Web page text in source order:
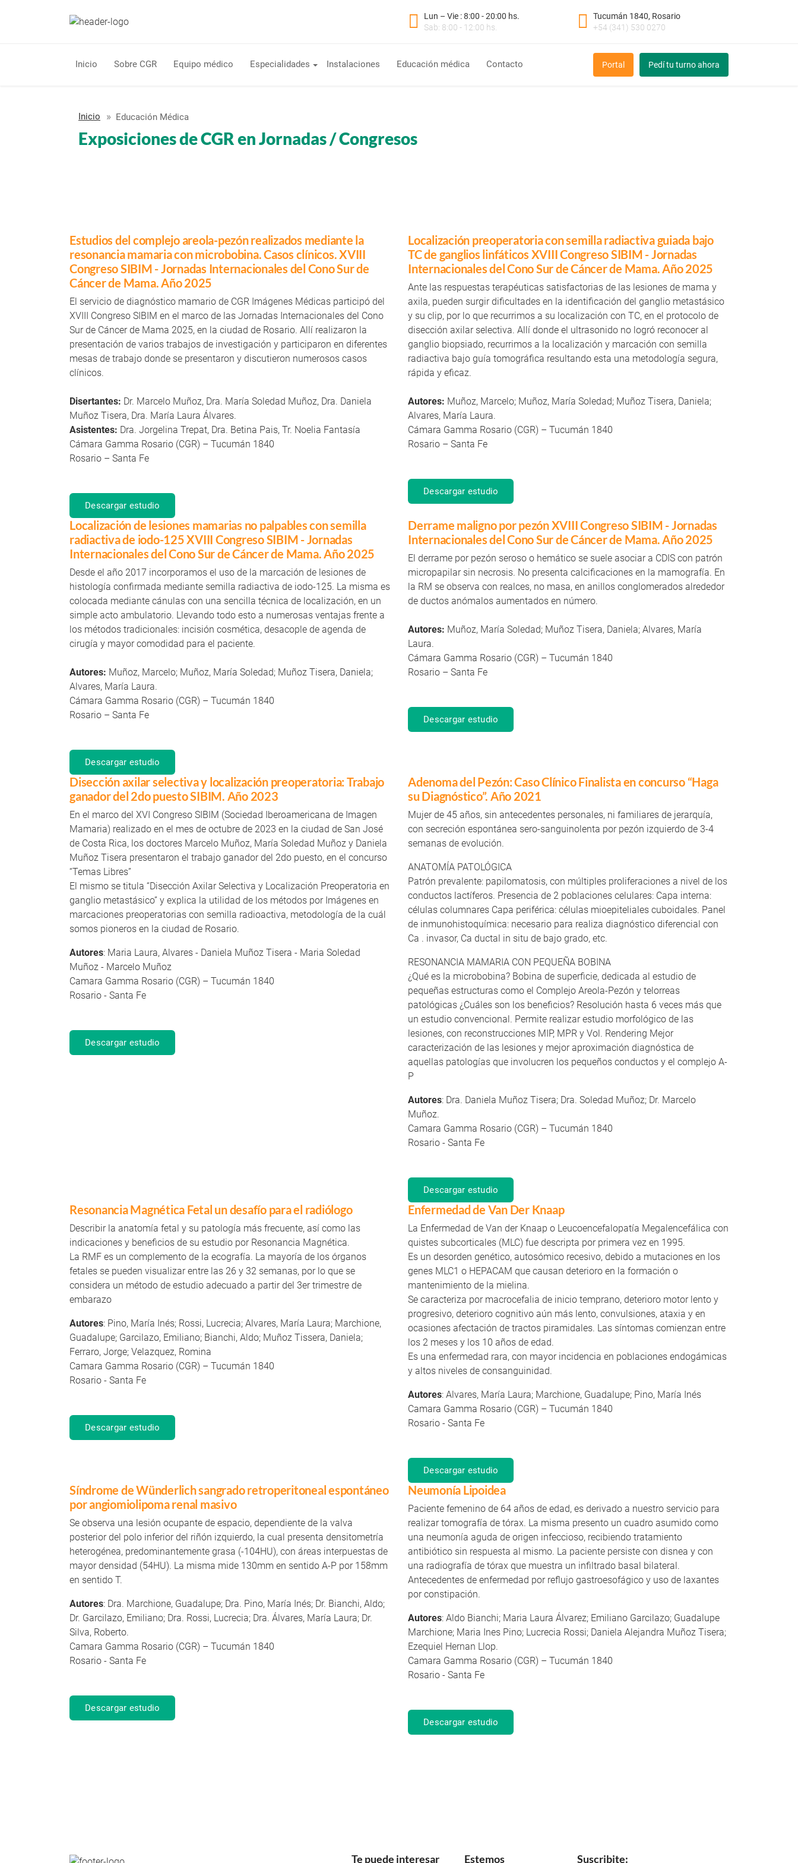
Lun – Vie : 8:00 - 20:00 hs.
Sab: 8:00 - 12:00 hs.
Tucumán 1840, Rosario
+54 (341) 530 0270
Inicio Sobre CGR Equipo médico Especialidades Instalaciones Educación médica Contacto Pedí tu turno ahora
Portal
Inicio Educación Médica
Exposiciones de CGR en Jornadas / Congresos
Estudios del complejo areola-pezón realizados mediante la
resonancia mamaria con microbobina. Casos clínicos. XVIII
Congreso SIBIM - Jornadas Internacionales del Cono Sur de
Cáncer de Mama. Año 2025
El servicio de diagnóstico mamario de CGR Imágenes Médicas participó del
XVIII Congreso SIBIM en el marco de las Jornadas Internacionales del Cono
Sur de Cáncer de Mama 2025, en la ciudad de Rosario. Allí realizaron la
presentación de varios trabajos de investigación y participaron en diferentes
mesas de trabajo donde se presentaron y discutieron numerosos casos
clínicos.
Disertantes: Dr. Marcelo Muñoz, Dra. María Soledad Muñoz, Dra. Daniela
Muñoz Tisera, Dra. María Laura Álvares.
Asistentes: Dra. Jorgelina Trepat, Dra. Betina Pais, Tr. Noelia Fantasía
Cámara Gamma Rosario (CGR) – Tucumán 1840
Rosario – Santa Fe
Descargar estudio
Localización preoperatoria con semilla radiactiva guiada bajo
TC de ganglios linfáticos XVIII Congreso SIBIM - Jornadas
Internacionales del Cono Sur de Cáncer de Mama. Año 2025
Ante las respuestas terapéuticas satisfactorias de las lesiones de mama y
axila, pueden surgir dificultades en la identificación del ganglio metastásico
y su clip, por lo que recurrimos a su localización con TC, en el protocolo de
disección axilar selectiva. Allí donde el ultrasonido no logró reconocer al
ganglio biopsiado, recurrimos a la localización y marcación con semilla
radiactiva bajo guía tomográfica resultando esta una metodología segura,
rápida y eficaz.
Autores: Muñoz, Marcelo; Muñoz, María Soledad; Muñoz Tisera, Daniela;
Alvares, María Laura.
Cámara Gamma Rosario (CGR) – Tucumán 1840
Rosario – Santa Fe
Descargar estudio
Localización de lesiones mamarias no palpables con semilla
radiactiva de iodo-125 XVIII Congreso SIBIM - Jornadas
Internacionales del Cono Sur de Cáncer de Mama. Año 2025
Desde el año 2017 incorporamos el uso de la marcación de lesiones de
histología confirmada mediante semilla radiactiva de iodo-125. La misma es
colocada mediante cánulas con una sencilla técnica de localización, en un
simple acto ambulatorio. Llevando todo esto a numerosas ventajas frente a
los métodos tradicionales: incisión cosmética, desacople de agenda de
cirugía y mayor comodidad para el paciente.
Autores: Muñoz, Marcelo; Muñoz, María Soledad; Muñoz Tisera, Daniela;
Alvares, María Laura.
Cámara Gamma Rosario (CGR) – Tucumán 1840
Rosario – Santa Fe
Descargar estudio
Derrame maligno por pezón XVIII Congreso SIBIM - Jornadas
Internacionales del Cono Sur de Cáncer de Mama. Año 2025
El derrame por pezón seroso o hemático se suele asociar a CDIS con patrón
micropapilar sin necrosis. No presenta calcificaciones en la mamografía. En
la RM se observa con realces, no masa, en anillos conglomerados alrededor
de ductos anómalos aumentados en número.
Autores: Muñoz, María Soledad; Muñoz Tisera, Daniela; Alvares, María
Laura.
Cámara Gamma Rosario (CGR) – Tucumán 1840
Rosario – Santa Fe
Descargar estudio
Disección axilar selectiva y localización preoperatoria: Trabajo
ganador del 2do puesto SIBIM. Año 2023
En el marco del XVI Congreso SIBIM (Sociedad Iberoamericana de Imagen
Mamaria) realizado en el mes de octubre de 2023 en la ciudad de San José
de Costa Rica, los doctores Marcelo Muñoz, María Soledad Muñoz y Daniela
Muñoz Tisera presentaron el trabajo ganador del 2do puesto, en el concurso
“Temas Libres”
El mismo se titula “Disección Axilar Selectiva y Localización Preoperatoria en
ganglio metastásico” y explica la utilidad de los métodos por Imágenes en
marcaciones preoperatorias con semilla radioactiva, metodología de la cuál
somos pioneros en la ciudad de Rosario.
Autores: Maria Laura, Alvares - Daniela Muñoz Tisera - Maria Soledad
Muñoz - Marcelo Muñoz
Camara Gamma Rosario (CGR) – Tucumán 1840
Rosario - Santa Fe
Descargar estudio
Adenoma del Pezón: Caso Clínico Finalista en concurso “Haga
su Diagnóstico”. Año 2021
Mujer de 45 años, sin antecedentes personales, ni familiares de jerarquía,
con secreción espontánea sero-sanguinolenta por pezón izquierdo de 3-4
semanas de evolución.
ANATOMÍA PATOLÓGICA
Patrón prevalente: papilomatosis, con múltiples proliferaciones a nivel de los
conductos lactíferos. Presencia de 2 poblaciones celulares: Capa interna:
células columnares Capa periférica: células mioepiteliales cuboidales. Panel
de inmunohistoquímica: necesario para realiza diagnóstico diferencial con
Ca . invasor, Ca ductal in situ de bajo grado, etc.
RESONANCIA MAMARIA CON PEQUEÑA BOBINA
¿Qué es la microbobina? Bobina de superficie, dedicada al estudio de
pequeñas estructuras como el Complejo Areola-Pezón y telorreas
patológicas ¿Cuáles son los beneficios? Resolución hasta 6 veces más que
un estudio convencional. Permite realizar estudio morfológico de las
lesiones, con reconstrucciones MIP, MPR y Vol. Rendering Mejor
caracterización de las lesiones y mejor aproximación diagnóstica de
aquellas patologías que involucren los pequeños conductos y el complejo A-
P
Autores: Dra. Daniela Muñoz Tisera; Dra. Soledad Muñoz; Dr. Marcelo
Muñoz.
Camara Gamma Rosario (CGR) – Tucumán 1840
Rosario - Santa Fe
Descargar estudio
Resonancia Magnética Fetal un desafío para el radiólogo
Describir la anatomía fetal y su patología más frecuente, así como las
indicaciones y beneficios de su estudio por Resonancia Magnética.
La RMF es un complemento de la ecografía. La mayoría de los órganos
fetales se pueden visualizar entre las 26 y 32 semanas, por lo que se
considera un método de estudio adecuado a partir del 3er trimestre de
embarazo
Autores: Pino, María Inés; Rossi, Lucrecia; Alvares, María Laura; Marchione,
Guadalupe; Garcilazo, Emiliano; Bianchi, Aldo; Muñoz Tissera, Daniela;
Ferraro, Jorge; Velazquez, Romina
Camara Gamma Rosario (CGR) – Tucumán 1840
Rosario - Santa Fe
Descargar estudio
Enfermedad de Van Der Knaap
La Enfermedad de Van der Knaap o Leucoencefalopatía Megalencefálica con
quistes subcorticales (MLC) fue descripta por primera vez en 1995.
Es un desorden genético, autosómico recesivo, debido a mutaciones en los
genes MLC1 o HEPACAM que causan deterioro en la formación o
mantenimiento de la mielina.
Se caracteriza por macrocefalia de inicio temprano, deterioro motor lento y
progresivo, deterioro cognitivo aún más lento, convulsiones, ataxia y en
ocasiones afectación de tractos piramidales. Las síntomas comienzan entre
los 2 meses y los 10 años de edad.
Es una enfermedad rara, con mayor incidencia en poblaciones endogámicas
y altos niveles de consanguinidad.
Autores: Alvares, María Laura; Marchione, Guadalupe; Pino, María Inés
Camara Gamma Rosario (CGR) – Tucumán 1840
Rosario - Santa Fe
Descargar estudio
Síndrome de Wünderlich sangrado retroperitoneal espontáneo
por angiomiolipoma renal masivo
Se observa una lesión ocupante de espacio, dependiente de la valva
posterior del polo inferior del riñón izquierdo, la cual presenta densitometría
heterogénea, predominantemente grasa (-104HU), con áreas interpuestas de
mayor densidad (54HU). La misma mide 130mm en sentido A-P por 158mm
en sentido T.
Autores: Dra. Marchione, Guadalupe; Dra. Pino, María Inés; Dr. Bianchi, Aldo;
Dr. Garcilazo, Emiliano; Dra. Rossi, Lucrecia; Dra. Álvares, María Laura; Dr.
Silva, Roberto.
Camara Gamma Rosario (CGR) – Tucumán 1840
Rosario - Santa Fe
Descargar estudio
Neumonía Lipoidea
Paciente femenino de 64 años de edad, es derivado a nuestro servicio para
realizar tomografía de tórax. La misma presento un cuadro asumido como
una neumonía aguda de origen infeccioso, recibiendo tratamiento
antibiótico sin respuesta al mismo. La paciente persiste con disnea y con
una radiografía de tórax que muestra un infiltrado basal bilateral.
Antecedentes de enfermedad por reflujo gastroesofágico y uso de laxantes
por constipación.
Autores: Aldo Bianchi; Maria Laura Álvarez; Emiliano Garcilazo; Guadalupe
Marchione; Maria Ines Pino; Lucrecia Rossi; Daniela Alejandra Muñoz Tisera;
Ezequiel Hernan Llop.
Camara Gamma Rosario (CGR) – Tucumán 1840
Rosario - Santa Fe
Descargar estudio
Te puede interesar Estemos Suscribite: